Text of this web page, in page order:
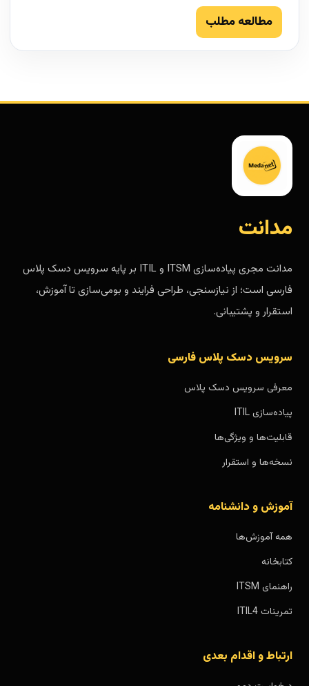
مطالعه مطلب
مدانت
مدانت مجری پیاده‌سازی ITSM و ITIL بر پایه سرویس دسک پلاس
فارسی است؛ از نیازسنجی، طراحی فرایند و بومی‌سازی تا آموزش،
استقرار و پشتیبانی.
سرویس دسک پلاس فارسی
معرفی سرویس دسک پلاس
پیاده‌سازی ITIL
قابلیت‌ها و ویژگی‌ها
نسخه‌ها و استقرار
آموزش و دانشنامه
همه آموزش‌ها
کتابخانه
راهنمای ITSM
تمرینات ITIL4
ارتباط و اقدام بعدی